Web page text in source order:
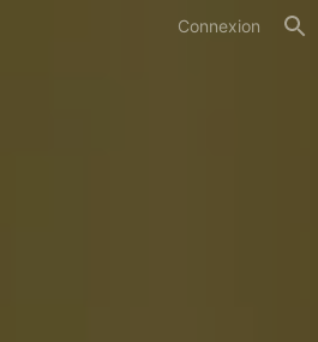
Connexion